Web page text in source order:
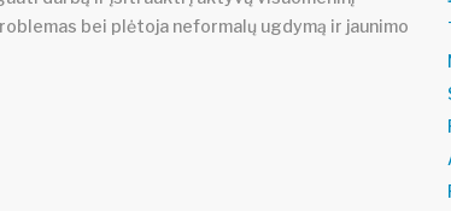
bei plėtoja neformalų ugdymą ir jaunimo